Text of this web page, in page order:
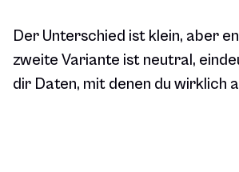
Der Unterschied ist klein, aber
zweite Variante ist neutral,
dir Daten, mit denen du wirklich